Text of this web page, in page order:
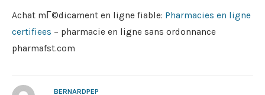
Achat mГ©dicament en ligne fiable: Pharmacies en ligne
certifiees – pharmacie en ligne sans ordonnance
pharmafst.com
BERNARDPEP